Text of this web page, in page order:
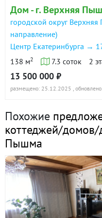
90 дн.
в продаже
Верхняя Пышма)
Показать всю историю: 26
Дом - г. Верхняя
городской округ
направление)
Центр Екатеринбурга →
138 м2 7.3 соток 2
13 500 000 ₽
размещено: 25.12.2025 ,
Похожие
коттеджей/домов/
Пышма